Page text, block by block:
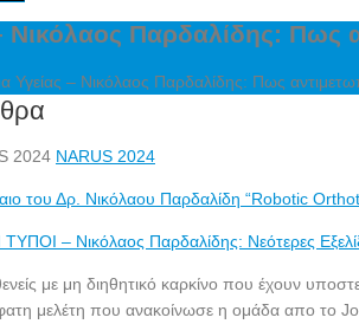
Νικόλαος Παρδαλίδης: Πως
Υγείας – Νικόλαος Παρδαλίδης: Πως
NARUS 2024
του Δρ. Νικόλαου Παρδαλίδη “Robotic
– Νικόλαος Παρδαλίδης: Nεότερες